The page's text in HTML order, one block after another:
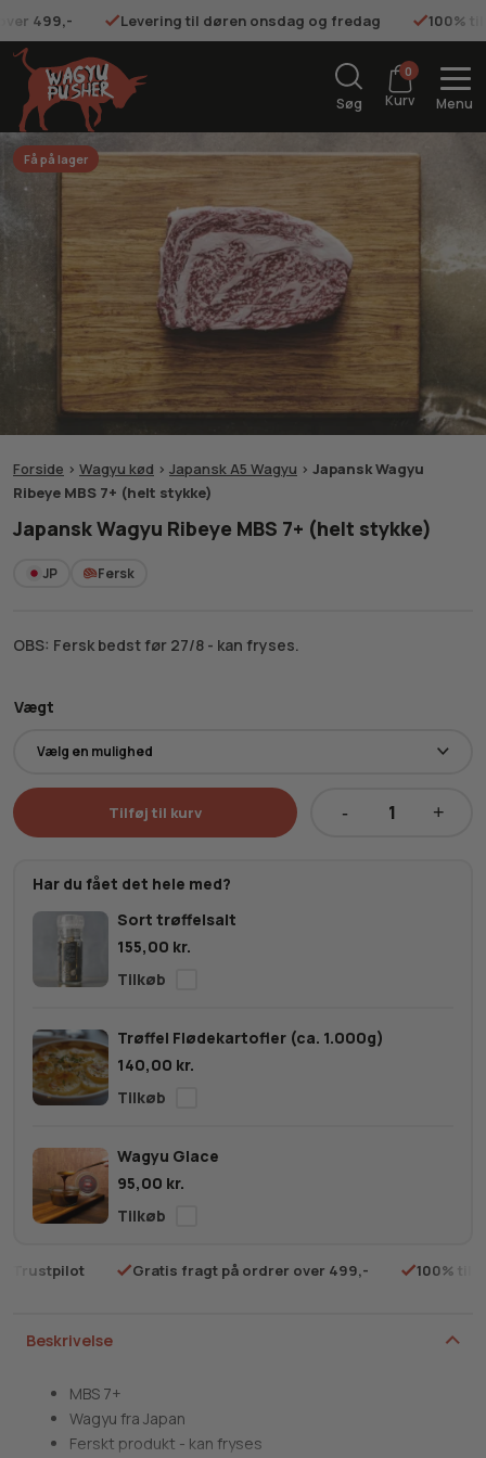
499,- Levering til døren onsdag og fredag 100%
Søg
0
Kurv Menu
Beskrivelse
MBS 7+
Wagyu fra Japan
Ferskt produkt - kan fryses
Få på lager
Forside > Wagyu kød > Japansk A5 Wagyu > Japansk Wagyu
Ribeye MBS 7+ (helt stykke)
Japansk Wagyu Ribeye MBS 7+ (helt stykke)
JP Fersk
OBS: Fersk bedst før 27/8 - kan fryses.
Vægt
Har du fået det hele med?
Sort trøffelsalt
155,00 kr.
Trøffel Flødekartofler (ca. 1.000g)
140,00 kr.
Wagyu Glace
95,00 kr.
Tilføj til kurv
Trustpilot Gratis fragt på ordrer over 499,- 100%